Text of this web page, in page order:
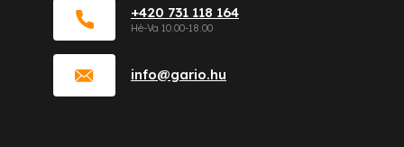
info@gario.hu
+420 731 118 164